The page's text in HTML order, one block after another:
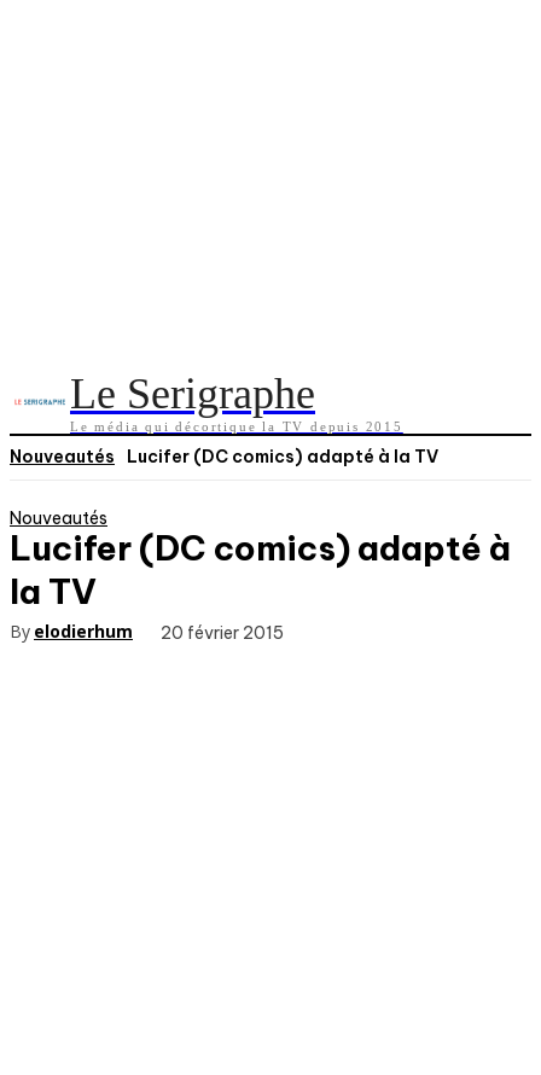
Le Serigraphe
Le média qui décortique la TV depuis 2015
Nouveautés Lucifer (DC comics) adapté à la TV
Nouveautés
Lucifer (DC comics) adapté à
la TV
By elodierhum 20 février 2015